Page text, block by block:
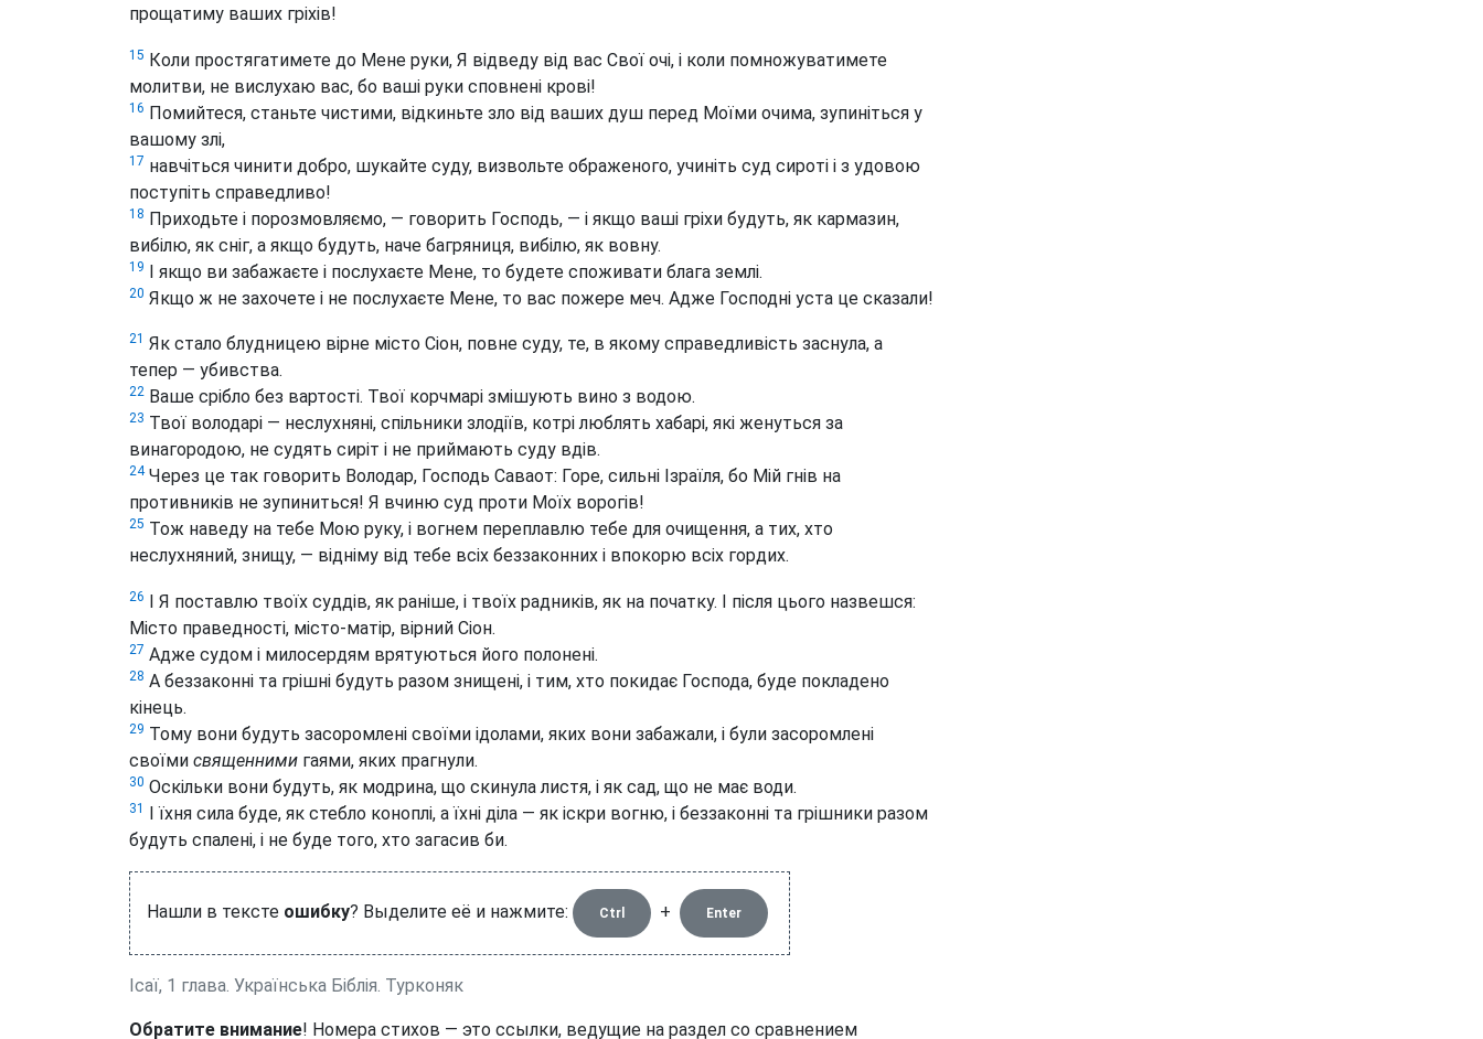
прощатиму ваших гріхів!
15 Коли простягатимете до Мене руки, Я відведу від вас Свої очі, і коли помножуватимете
молитви, не вислухаю вас, бо ваші руки сповнені крові!
16 Помийтеся, станьте чистими, відкиньте зло від ваших душ перед Моїми очима, зупиніться у
вашому злі,
17 навчіться чинити добро, шукайте суду, визвольте ображеного, учиніть суд сироті і з удовою
поступіть справедливо!
18 Приходьте і порозмовляємо, — говорить Господь, — і якщо ваші гріхи будуть, як кармазин,
вибілю, як сніг, а якщо будуть, наче багряниця, вибілю, як вовну.
19 І якщо ви забажаєте і послухаєте Мене, то будете споживати блага землі.
20 Якщо ж не захочете і не послухаєте Мене, то вас пожере меч. Адже Господні уста це сказали!
21 Як стало блудницею вірне місто Сіон, повне суду, те, в якому справедливість заснула, а
тепер — убивства.
22 Ваше срібло без вартості. Твої корчмарі змішують вино з водою.
23 Твої володарі — неслухняні, спільники злодіїв, котрі люблять хабарі, які женуться за
винагородою, не судять сиріт і не приймають суду вдів.
24Через це так говорить Володар, Господь Саваот: Горе, сильні Ізраїля, бо Мій гнів на
противників не зупиниться! Я вчиню суд проти Моїх ворогів!
25 Тож наведу на тебе Мою руку, і вогнем переплавлю тебе для очищення, а тих, хто
неслухняний, знищу, — відніму від тебе всіх беззаконних і впокорю всіх гордих.
26 І Я поставлю твоїх суддів, як раніше, і твоїх радників, як на початку. І після цього назвешся:
Місто праведності, місто-матір, вірний Сіон.
27 Адже судом і милосердям врятуються його полонені.
28 А беззаконні та грішні будуть разом знищені, і тим, хто покидає Господа, буде покладено
кінець.
29 Тому вони будуть засоромлені своїми ідолами, яких вони забажали, і були засоромлені
своїми священними гаями, яких прагнули.
30 Оскільки вони будуть, як модрина, що скинула листя, і як сад, що не має води.
31 І їхня сила буде, як стебло коноплі, а їхні діла — як іскри вогню, і беззаконні та грішники разом
будуть спалені, і не буде того, хто загасив би.
Нашли в тексте ошибку? Выделите её и нажмите: Ctrl + Enter
Ісаї, 1 глава. Українська Біблія. Турконяк
Обратите внимание! Номера стихов — это ссылки, ведущие на раздел со сравнением